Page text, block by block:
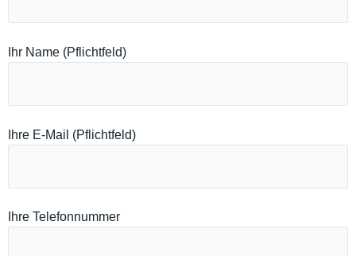
Ihr Name (Pflichtfeld)
Ihre E-Mail (Pflichtfeld)
Ihre Telefonnummer